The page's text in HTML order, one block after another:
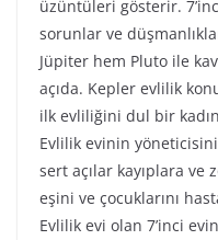
üzüntüleri gösterir.
sorunlar ve
Jüpiter hem Pluto ile
açıda. Kepler evlilik
ilk evliliğini dul bir
Evlilik evinin
sert açılar kayıplara
eşini ve çocuklarını
Evlilik evi olan 7’inci